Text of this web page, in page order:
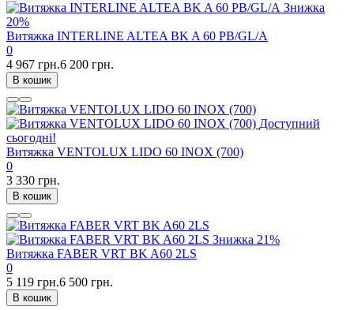
Знижка
20%
Витяжка INTERLINE ALTEA BK A 60 PB/GL/A
0
4 967 грн.6 200 грн.
В кошик
Доступний
сьогодні!
Витяжка VENTOLUX LIDO 60 INOX (700)
0
3 330 грн.
В кошик
Знижка 21%
Витяжка FABER VRT BK A60 2LS
0
5 119 грн.6 500 грн.
В кошик